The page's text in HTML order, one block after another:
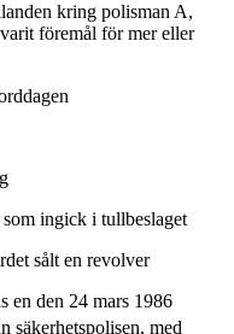
kring polisman A,
föremål för mer eller
ingick i tullbeslaget
sålt en revolver
en den 24 mars 1986
säkerhetspolisen, med